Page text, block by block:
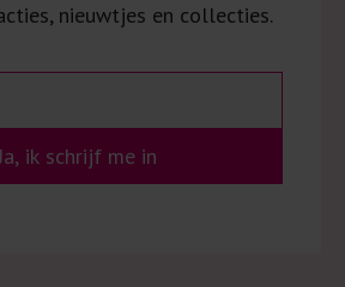
nieuwtjes en collecties.
ik schrijf me in